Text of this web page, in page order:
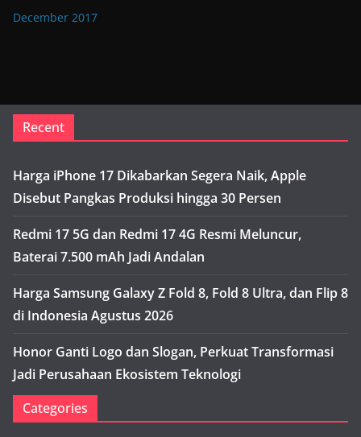
December 2017
Recent
Harga iPhone 17 Dikabarkan Segera Naik, Apple
Disebut Pangkas Produksi hingga 30 Persen
Redmi 17 5G dan Redmi 17 4G Resmi Meluncur,
Baterai 7.500 mAh Jadi Andalan
Harga Samsung Galaxy Z Fold 8, Fold 8 Ultra, dan Flip 8
di Indonesia Agustus 2026
Honor Ganti Logo dan Slogan, Perkuat Transformasi
Jadi Perusahaan Ekosistem Teknologi
Categories